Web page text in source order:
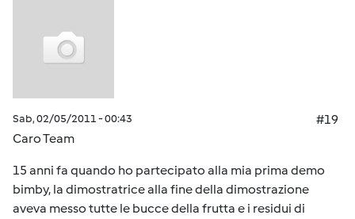
Sab, 02/05/2011 - 00:43
#19
Caro Team
15 anni fa quando ho partecipato alla mia prima demo
bimby, la dimostratrice alla fine della dimostrazione
aveva messo tutte le bucce della frutta e i residui di